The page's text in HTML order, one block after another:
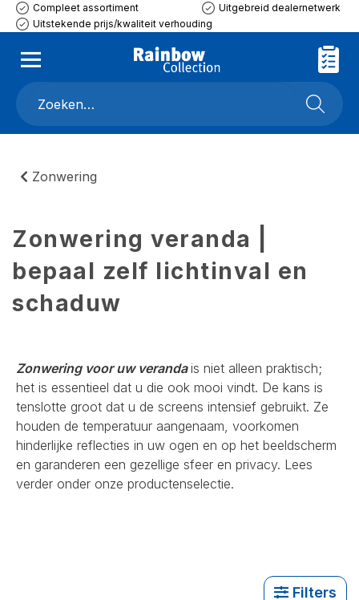
Compleet assortiment
Uitgebreid dealernetwerk
Uitstekende prijs/kwaliteit verhouding
Zonwering
Zonwering veranda |
bepaal zelf lichtinval en
schaduw
Zonwering voor uw verandais niet alleen praktisch;
het is essentieel dat u die ook mooi vindt. De kans is
tenslotte groot dat u de screens intensief gebruikt. Ze
houden de temperatuur aangenaam, voorkomen
hinderlijke reflecties in uw ogen en op het beeldscherm
en garanderen een gezellige sfeer en privacy. Lees
verder onder onze productenselectie.
Filters